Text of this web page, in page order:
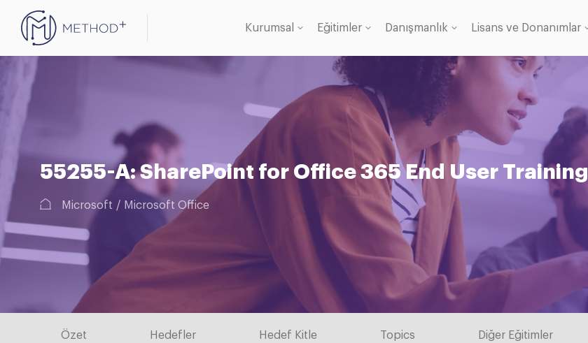
Kurumsal Eğitimler Danışmanlık Lisans ve Donanımlar
Oracle Lisans
55255-A: SharePoint for Office 365 End User Training
Microsoft Microsoft Office
Özet
Hedefler Hedef Kitle Topics Diğer Eğitimler